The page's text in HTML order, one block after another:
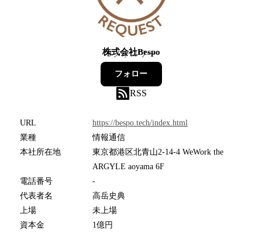
株式会社Bespo
9フォロワー
フォロー
RSS
URL
https://bespo.tech/index.html
業種
情報通信
本社所在地
東京都港区北青山2-14-4 WeWork the
ARGYLE aoyama 6F
電話番号
-
代表者名
高岳史典
上場
未上場
資本金
1億円